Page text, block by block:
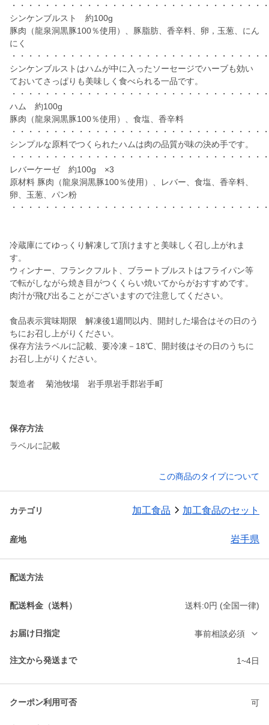
・・・・・・・・・・・・・・・・・・・・・・・・・・・・・・
シンケンブルスト 約100g
豚肉（龍泉洞黒豚100％使用）、豚脂肪、香辛料、卵，玉葱、にん
にく
・・・・・・・・・・・・・・・・・・・・・・・・・・・・・・
シンケンブルストはハムが中に入ったソーセージでハーブも効い
ておいてさっぱりも美味しく食べられる一品です。
・・・・・・・・・・・・・・・・・・・・・・・・・・・・・・
ハム 約100g
豚肉（龍泉洞黒豚100％使用）、食塩、香辛料
・・・・・・・・・・・・・・・・・・・・・・・・・・・・・・
シンプルな原料でつくられたハムは肉の品質が味の決め手です。
・・・・・・・・・・・・・・・・・・・・・・・・・・・・・・
レバーケーゼ 約100g ×3
原材料 豚肉（龍泉洞黒豚100％使用）、レバー、食塩、香辛料、
卵、玉葱、パン粉
・・・・・・・・・・・・・・・・・・・・・・・・・・・・・・
冷蔵庫にてゆっくり解凍して頂けますと美味しく召し上がれま
す。
ウィンナー、フランクフルト、ブラートブルストはフライパン等
で転がしながら焼き目がつくくらい焼いてからがおすすめです。
肉汁が飛び出ることがございますので注意してください。
食品表示賞味期限 解凍後1週間以内、開封した場合はその日のう
ちにお召し上がりください。
保存方法ラベルに記載、要冷凍－18℃、開封後はその日のうちに
お召し上がりください。
製造者 菊池牧場 岩手県岩手郡岩手町
保存方法
ラベルに記載
この商品のタイプについて
カテゴリ 加工食品 加工食品のセット
産地 岩手県
配送方法
配送料金（送料） 送料:0円 (全国一律)
お届け日指定 事前相談必須
注文から発送まで 1~4日
クーポン利用可否 可